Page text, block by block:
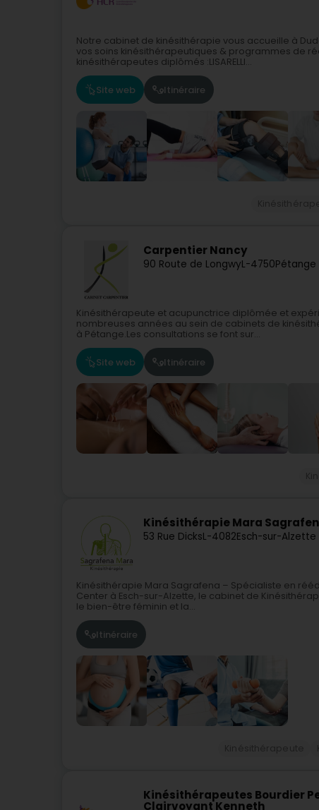
Notre cabinet de kinésithérapie vous accueille à
vos soins kinésithérapeutiques & programmes de
kinésithérapeutes diplômés :LISARELLI...
Site web Itinéraire
Carpentier Nancy
90 Route de LongwyL-4750
Kinésithérapeute et acupunctrice diplômée et
nombreuses années au sein de cabinets de
à Pétange.Les consultations se font sur...
Site web Itinéraire
Kinésithérapie Mara
53 Rue DicksL-4082Esch-sur-
Kinésithérapie Mara Sagrafena – Spécialiste en
Center à Esch-sur-Alzette, le cabinet de
le bien-être féminin et la...
Itinéraire
Kinésithérapeutes Bourdier
Clairvoyant Kenneth